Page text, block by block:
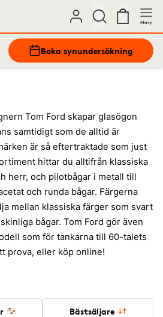
Meny
Boka synundersökning
Tom Ford skapar glasögon
samtidigt som de alltid är
är så eftertraktade som just
hittar du alltifrån klassiska
herr, och pilotbågar i metall till
och runda bågar. Färgerna
mellan klassiska färger som svart
bågar. Tom Ford gör även
som för tankarna till 60-talets
prova, eller köp online!
Bästsäljare